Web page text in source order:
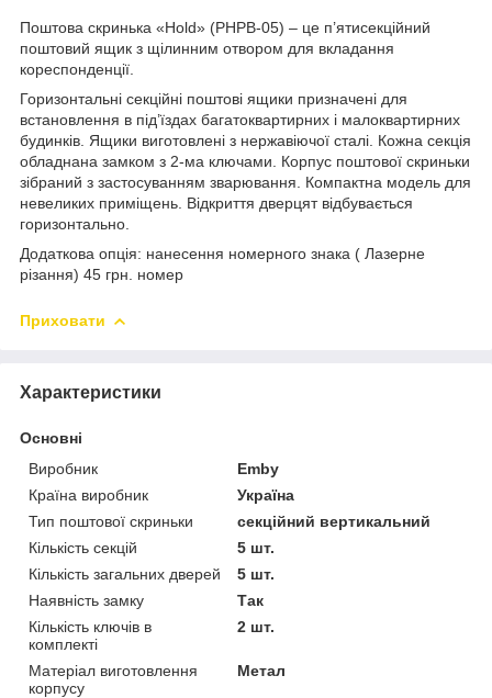
Поштова скринька «Hold» (PHPB-05) – це п’ятисекційний
поштовий ящик з щілинним отвором для вкладання
кореспонденції.
Горизонтальні секційні поштові ящики призначені для
встановлення в під’їздах багатоквартирних і малоквартирних
будинків. Ящики виготовлені з нержавіючої сталі. Кожна секція
обладнана замком з 2-ма ключами. Корпус поштової скриньки
зібраний з застосуванням зварювання. Компактна модель для
невеликих приміщень. Відкриття дверцят відбувається
горизонтально.
Додаткова опція: нанесення номерного знака ( Лазерне
різання) 45 грн. номер
Приховати
Характеристики
Основні
Виробник
Emby
Країна виробник
Україна
Тип поштової скриньки
секційний вертикальний
Кількість секцій
5 шт.
Кількість загальних дверей
5 шт.
Наявність замку
Так
Кількість ключів в
комплекті
2 шт.
Матеріал виготовлення
корпусу
Метал